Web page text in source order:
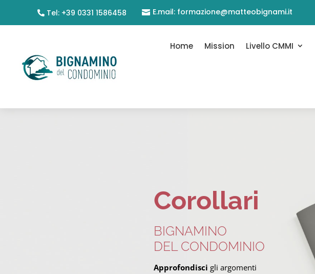
Tel: +39 0331 1586458  E.mail: formazione@matteobignami.it
Home Mission Livello CMMI
Corollari
BIGNAMINO
DEL CONDOMINIO
Approfondisci gli argomenti